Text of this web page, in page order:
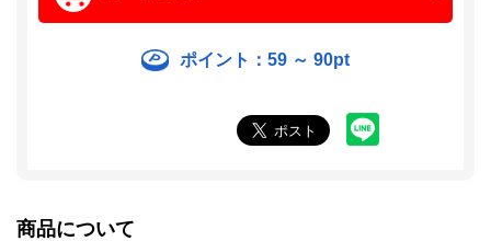
ポイント： 59 ～ 90pt
商品について